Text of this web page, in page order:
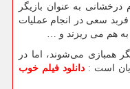
به عنوان بازیگر
سعی در انجام عملیات
هم می ریزند و
همبازی می‌شوند، اما در
است :دانلود فیلم خوب